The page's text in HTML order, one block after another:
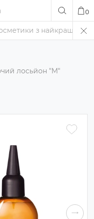
0
з найкращими
лосьйон "М"